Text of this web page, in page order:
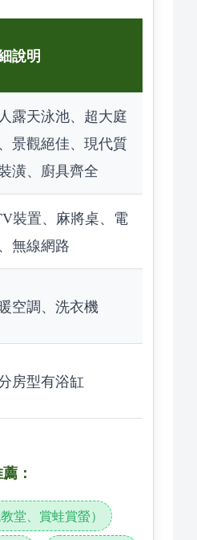
說明
露天泳池、超大庭
景觀絕佳、現代質
潢、廚具齊全
裝置、麻將桌、電
無線網路
空調、洗衣機
房型有浴缸
：
堂、賞蛙賞螢）